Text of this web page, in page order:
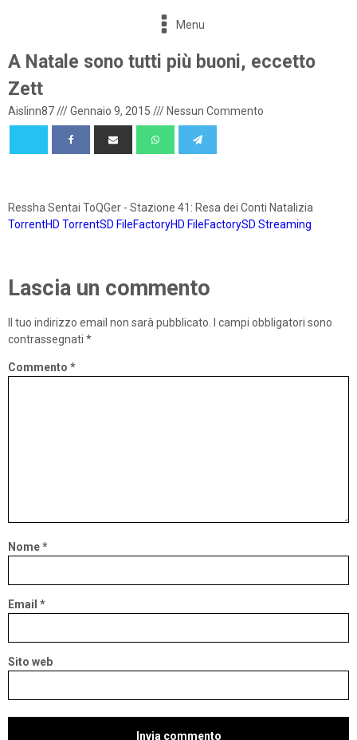
Menu
A Natale sono tutti più buoni, eccetto
Zett
Aislinn87///Gennaio 9, 2015 /// Nessun Commento
Ressha Sentai ToQGer - Stazione 41: Resa dei Conti Natalizia
TorrentHD TorrentSD FileFactoryHD FileFactorySD Streaming
Lascia un commento
Il tuo indirizzo email non sarà pubblicato.
I campi obbligatori sono
contrassegnati *
Commento *
Nome*
Email *
Sito web